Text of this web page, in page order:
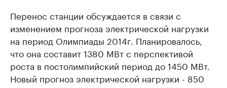
Перенос станции обсуждается в связи с
изменением прогноза электрической нагрузки
на период Олимпиады 2014г. Планировалось,
что она составит 1380 МВт с перспективой
роста в постолимпийский период до 1450 МВт.
Новый прогноз электрической нагрузки - 850